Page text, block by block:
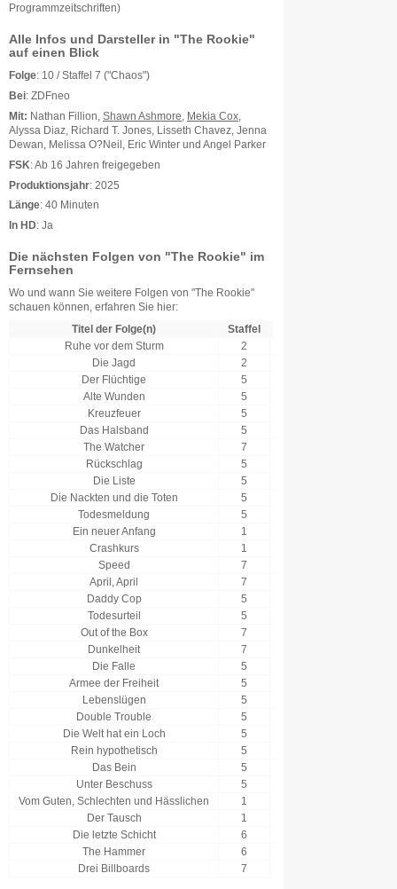
Programmzeitschriften)
Alle Infos und Darsteller in "The Rookie"
auf einen Blick
Folge: 10 / Staffel 7 ("Chaos")
Bei: ZDFneo
Mit: Nathan Fillion, Shawn Ashmore Mekia Cox
Alyssa Diaz, Richard T. Jones, Lisseth Chavez, Jenna
Dewan, Melissa O?Neil, Eric Winter und Angel Parker
FSK: Ab 16 Jahren freigegeben
Produktionsjahr: 2025
Länge: 40 Minuten
In HD: Ja
Die nächsten Folgen von "The Rookie" im
Fernsehen
Wo und wann Sie weitere Folgen von "The Rookie"
schauen können, erfahren Sie hier:
Titel der Folge(n) Staffel
Ruhe vor dem Sturm
2
Die Jagd
2
Der Flüchtige
5
Alte Wunden
5
Kreuzfeuer
5
Das Halsband
5
The Watcher
7
Rückschlag
5
Die Liste
5
Die Nackten und die Toten
5
Todesmeldung
5
Ein neuer Anfang
1
Crashkurs
1
Speed
7
April, April
7
Daddy Cop
5
Todesurteil
5
Out of the Box
7
Dunkelheit
7
Die Falle
5
Armee der Freiheit
5
Lebenslügen
5
Double Trouble
5
Die Welt hat ein Loch
5
Rein hypothetisch
5
Das Bein
5
Unter Beschuss
5
Vom Guten, Schlechten und Hässlichen
1
Der Tausch
1
Die letzte Schicht
6
The Hammer
6
Drei Billboards
7